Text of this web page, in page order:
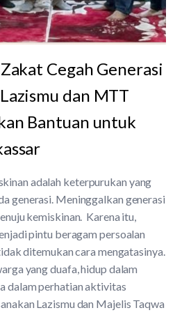
Cegah Generasi
dan MTT
Bantuan untuk
adalah keterpurukan yang
generasi. Meninggalkan generasi
kemiskinan. Karena itu,
pintu beragam persoalan
ditemukan cara mengatasinya.
yang duafa, hidup dalam
dalam perhatian aktivitas
Lazismu dan Majelis Taqwa